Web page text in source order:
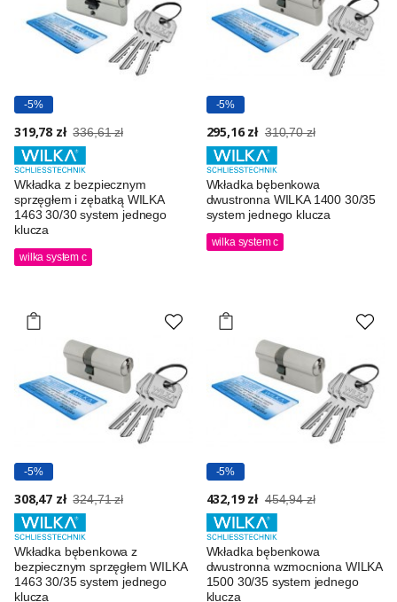
-5%
319,78 zł 336,61 zł
Wkładka z bezpiecznym
sprzęgłem i zębatką WILKA
1463 30/30 system jednego
klucza
wilka system c
-5%
295,16 zł 310,70 zł
Wkładka bębenkowa
dwustronna WILKA 1400 30/35
system jednego klucza
wilka system c
-5%
308,47 zł 324,71 zł
Wkładka bębenkowa z
bezpiecznym sprzęgłem WILKA
1463 30/35 system jednego
klucza
-5%
432,19 zł 454,94 zł
Wkładka bębenkowa
dwustronna wzmocniona WILKA
1500 30/35 system jednego
klucza